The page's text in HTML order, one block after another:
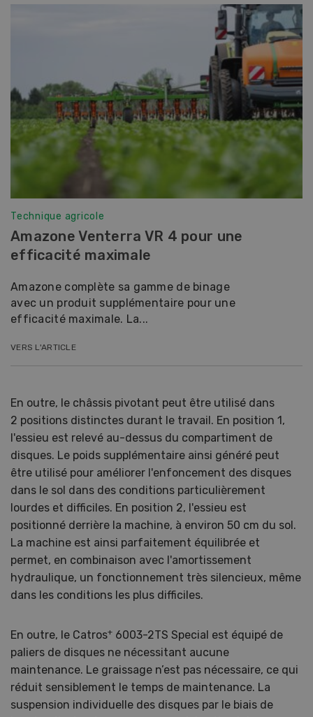
Technique agricole
Amazone Venterra VR 4 pour une
efficacité maximale
Amazone complète sa gamme de binage
avec un produit supplémentaire pour une
efficacité maximale. La...
VERS L'ARTICLE
En outre, le châssis pivotant peut être utilisé dans
2 positions distinctes durant le travail. En position 1,
l'essieu est relevé au-dessus du compartiment de
disques. Le poids supplémentaire ainsi généré peut
être utilisé pour améliorer l'enfoncement des disques
dans le sol dans des conditions particulièrement
lourdes et difficiles. En position 2, l'essieu est
positionné derrière la machine, à environ 50 cm du sol.
La machine est ainsi parfaitement équilibrée et
permet, en combinaison avec l'amortissement
hydraulique, un fonctionnement très silencieux, même
dans les conditions les plus difficiles.
En outre, le Catros+ 6003-2TS Special est équipé de
paliers de disques ne nécessitant aucune
maintenance. Le graissage n’est pas nécessaire, ce qui
réduit sensiblement le temps de maintenance. La
suspension individuelle des disques par le biais de